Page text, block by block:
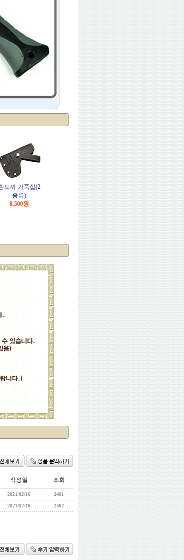
도끼 가죽집(2
종류)
8,500원
작성일 조회
2021/02/16 2401
2021/02/16 2462